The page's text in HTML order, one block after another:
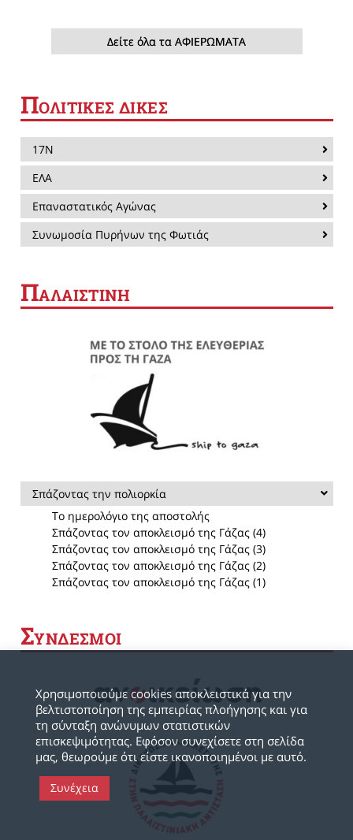
Δείτε όλα τα ΑΦΙΕΡΩΜΑΤΑ
ΠΟΛΙΤΙΚΕΣ ΔΙΚΕΣ
17Ν
ΕΛΑ
Επαναστατικός Αγώνας
Συνωμοσία Πυρήνων της Φωτιάς
ΠΑΛΑΙΣΤΙΝΗ
Σπάζοντας την πολιορκία
Το ημερολόγιο της αποστολής
Σπάζοντας τον αποκλεισμό της Γάζας (4)
Σπάζοντας τον αποκλεισμό της Γάζας (3)
Σπάζοντας τον αποκλεισμό της Γάζας (2)
Σπάζοντας τον αποκλεισμό της Γάζας (1)
ΣΥΝΔΕΣΜΟΙ
Χρησιμοποιούμε cookies αποκλειστικά για την
βελτιστοποίηση της εμπειρίας πλοήγησης και για
τη σύνταξη ανώνυμων στατιστικών
επισκεψιμότητας. Εφόσον συνεχίσετε στη σελίδα
μας, θεωρούμε ότι είστε ικανοποιημένοι με αυτό.
Συνέχεια